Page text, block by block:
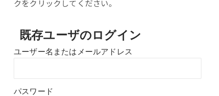
クをクリックしてください。
既存ユーザのログイン
ユーザー名またはメールアドレス
パスワード